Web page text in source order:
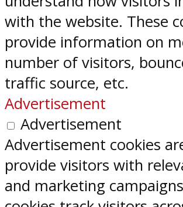
with the website. These
provide information on
number of visitors,
traffic source, etc.
Advertisement
Advertisement
Advertisement cookies
provide visitors with
and marketing